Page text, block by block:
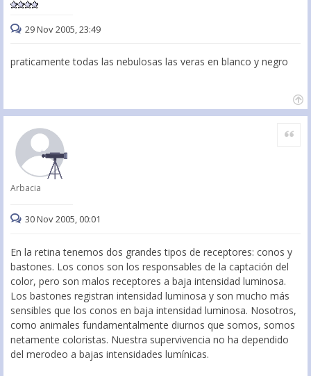
29 Nov 2005, 23:49
praticamente todas las nebulosas las veras en blanco y negro
Arbacia
Citar
30 Nov 2005, 00:01
En la retina tenemos dos grandes tipos de receptores: conos y
bastones. Los conos son los responsables de la captación del
color, pero son malos receptores a baja intensidad luminosa.
Los bastones registran intensidad luminosa y son mucho más
sensibles que los conos en baja intensidad luminosa. Nosotros,
como animales fundamentalmente diurnos que somos, somos
netamente coloristas. Nuestra supervivencia no ha dependido
del merodeo a bajas intensidades lumínicas.